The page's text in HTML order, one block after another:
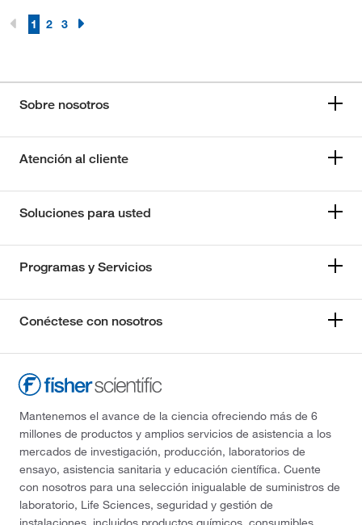
1 2 3
Sobre nosotros
Atención al cliente
Soluciones para usted
Programas y Servicios
Conéctese con nosotros
Mantenemos el avance de la ciencia ofreciendo más de 6
millones de productos y amplios servicios de asistencia a los
mercados de investigación, producción, laboratorios de
ensayo, asistencia sanitaria y educación científica. Cuente
con nosotros para una selección inigualable de suministros de
laboratorio, Life Sciences, seguridad y gestión de